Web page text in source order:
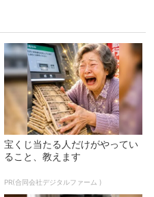
宝くじ当たる人だけがやってい
ること、教えます
PR(合同会社デジタルファーム )